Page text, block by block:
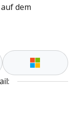
dem